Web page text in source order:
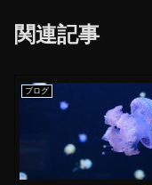
関連記事
ブログ